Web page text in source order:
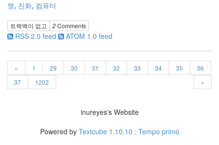
쟁, 진화, 컴퓨터
트랙백이 없고 2Comments
RSS 2.0 feed ATOM 1.0 feed
« 1 29 30 31 32 33 34 35
36
37
1202 »
바
일
시
대
체
제
inureyes's Website
Powered by Textcube 1.10.10 : Tempo primo